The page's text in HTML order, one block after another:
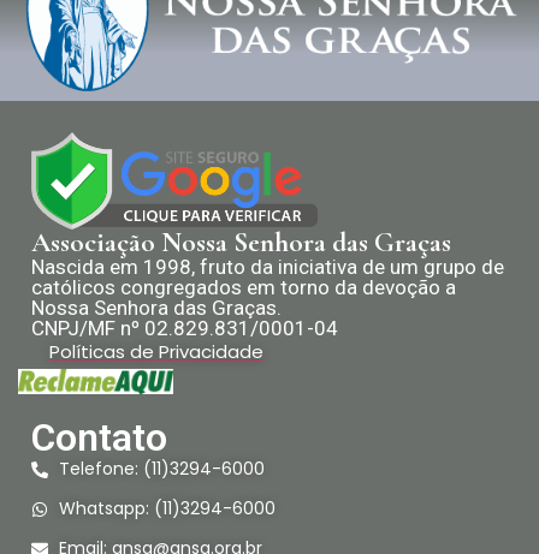
Associação Nossa Senhora das Graças
Nascida em 1998, fruto da iniciativa de um grupo de
católicos congregados em torno da devoção a
Nossa Senhora das Graças.
CNPJ/MF nº 02.829.831/0001-04
Políticas de Privacidade
Contato
Telefone: (11)3294-6000
Whatsapp: (11)3294-6000
Email: ansg@ansg.org.br